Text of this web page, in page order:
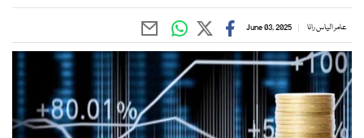
عامر الیاس رانا June 03, 2025